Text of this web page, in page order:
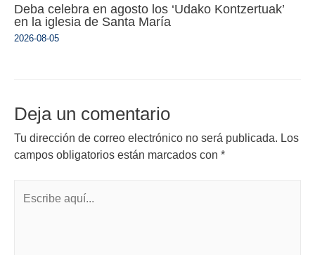
Deba celebra en agosto los ‘Udako Kontzertuak’
en la iglesia de Santa María
2026-08-05
Deja un comentario
Tu dirección de correo electrónico no será publicada. Los
campos obligatorios están marcados con *